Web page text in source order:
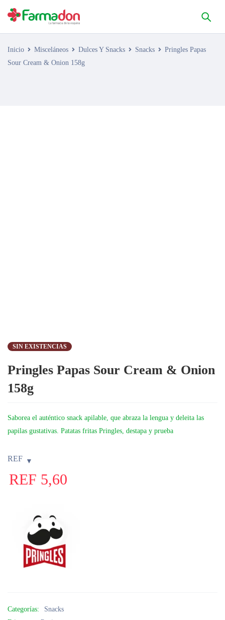
Inicio Misceláneos Dulces Y Snacks Snacks
Pringles Papas
Sour Cream & Onion 158g
SIN EXISTENCIAS
Pringles Papas Sour Cream & Onion
158g
Saborea el auténtico snack apilable, que abraza la lengua y deleita las
papilas gustativas. Patatas fritas Pringles, destapa y prueba
REF
REF 5,60
Categorías:
Snacks